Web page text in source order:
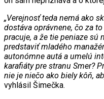
„Verejnosť teda nemá ako
dostáva oprávnene, čo za
pracuje, a že tie peniaze sú
predstaviť mladého
autonómne autá a umelú
karafiáty pre stranu Smer?
nie je niečo ako biely kôň,
vyhlásil Šimečka.